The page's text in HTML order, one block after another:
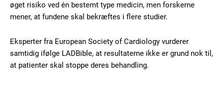
øget risiko ved én bestemt type medicin, men forskerne
mener, at fundene skal bekræftes i flere studier.
Eksperter fra European Society of Cardiology vurderer
samtidig ifølge LADBible, at resultaterne ikke er grund nok til,
at patienter skal stoppe deres behandling.